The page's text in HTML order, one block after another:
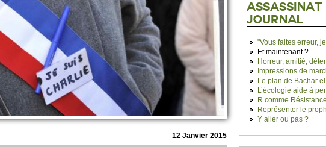
12 Janvier 2015
ASSASSINAT
JOURNAL
"Vous faites erreur,
Et maintenant ?
Horreur, amitié,
Impressions de
Le plan de Bachar
L’écologie aide à
R comme Résistance
Représenter le
Y aller ou pas ?